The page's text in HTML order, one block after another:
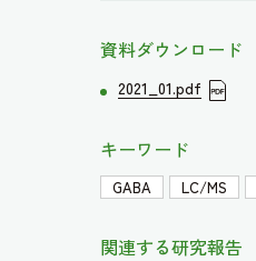
資料ダウンロード
2021_01.pdf
キーワード
GABA LC/MS
関連する研究報告